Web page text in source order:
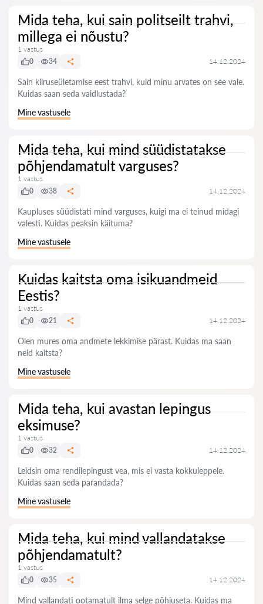
Mida teha, kui sain politseilt trahvi,
millega ei nõustu?
1 vastus
0
34 14.12.2024
Sain kiiruseületamise eest trahvi, kuid minu arvates on see vale.
Kuidas saan seda vaidlustada?
Mine vastusele
Mida teha, kui mind süüdistatakse
põhjendamatult varguses?
1 vastus
0
38 14.12.2024
Kaupluses süüdistati mind varguses, kuigi ma ei teinud midagi
valesti. Kuidas peaksin käituma?
Mine vastusele
Kuidas kaitsta oma isikuandmeid
Eestis?
1 vastus
0
21 14.12.2024
Olen mures oma andmete lekkimise pärast. Kuidas ma saan
neid kaitsta?
Mine vastusele
Mida teha, kui avastan lepingus
eksimuse?
1 vastus
0
32 14.12.2024
Leidsin oma rendilepingust vea, mis ei vasta kokkuleppele.
Kuidas saan seda parandada?
Mine vastusele
Mida teha, kui mind vallandatakse
põhjendamatult?
1 vastus
0
35 14.12.2024
Mind vallandati ootamatult ilma selge põhjuseta. Kuidas ma